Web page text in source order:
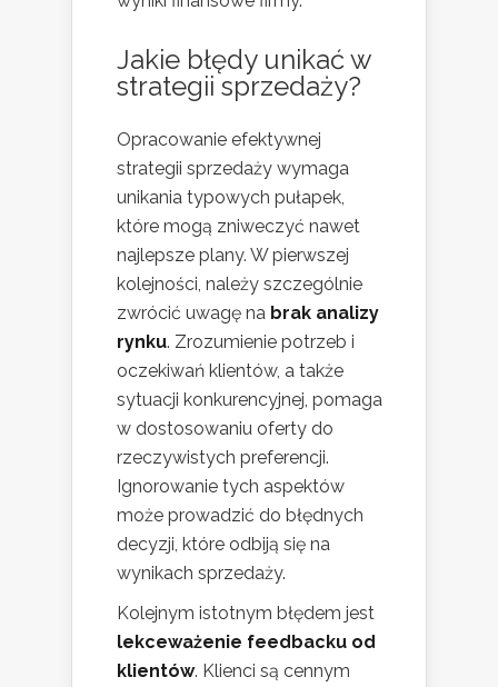
Jakie błędy unikać w
strategii sprzedaży?
Opracowanie efektywnej
strategii sprzedaży wymaga
unikania typowych pułapek,
które mogą zniweczyć nawet
najlepsze plany. W pierwszej
kolejności, należy szczególnie
zwrócić uwagę na brak analizy
rynku. Zrozumienie potrzeb i
oczekiwań klientów, a także
sytuacji konkurencyjnej, pomaga
w dostosowaniu oferty do
rzeczywistych preferencji.
Ignorowanie tych aspektów
może prowadzić do błędnych
decyzji, które odbiją się na
wynikach sprzedaży.
Kolejnym istotnym błędem jest
lekceważenie feedbacku od
klientów. Klienci są cennym